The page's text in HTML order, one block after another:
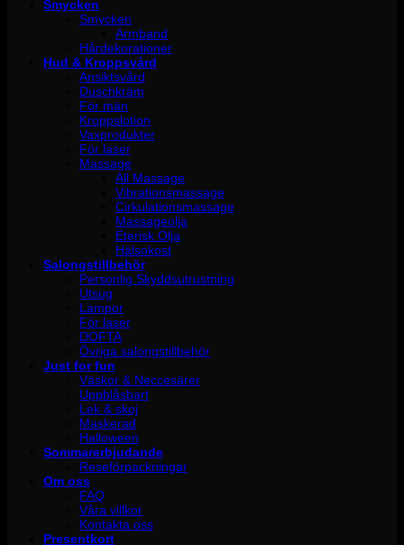
Smycken
Smycken
Armband
Hårdekorationer
Hud & Kroppsvård
Ansiktsvård
Duschkräm
För män
Kroppslotion
Vaxprodukter
För laser
Massage
All Massage
Vibrationsmassage
Cirkulationsmassage
Massageolja
Eterisk Olja
Hälsokost
Salongstillbehör
Personlig Skyddsutrustning
Utsug
Lampor
För laser
DOFTA
Övriga salongstillbehör
Just for fun
Väskor & Neccesärer
Uppblåsbart
Lek & skoj
Maskerad
Halloween
Sommarerbjudande
Reseförpackningar
Om oss
FAQ
Våra villkor
Kontakta oss
Presentkort